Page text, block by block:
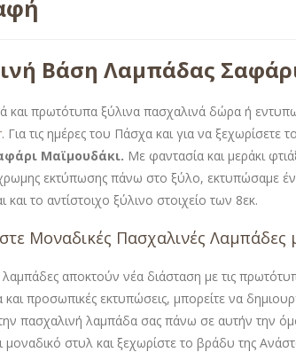
Βάση Λαμπάδας
και πρωτότυπα ξύλινα πασχαλινά δώρα ή
. Για τις ημέρες του Πάσχα και για να
Μαϊμουδάκι. Με φαντασία και μεράκι
εκτύπωσης πάνω στο ξύλο, εκτυπώσαμε
και το αντίστοιχο ξύλινο στοιχείο των 8εκ.
Μοναδικές Πασχαλινές Λαμπάδες
αποκτούν νέα διάσταση με τις
και προσωπικές εκτυπώσεις, μπορείτε να
πασχαλινή λαμπάδα σας πάνω σε αυτήν την
στυλ και ξεχωρίστε το βράδυ της